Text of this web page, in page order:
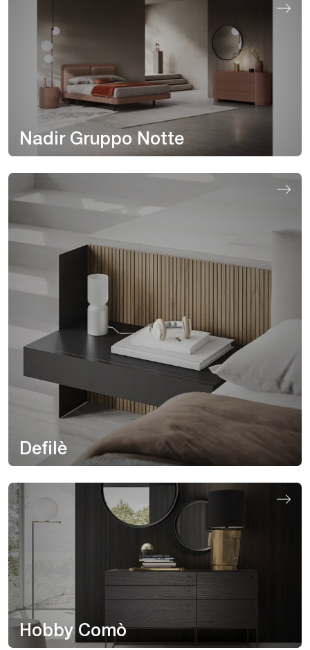
Nadir Gruppo Notte
Defilè
Hobby Comò